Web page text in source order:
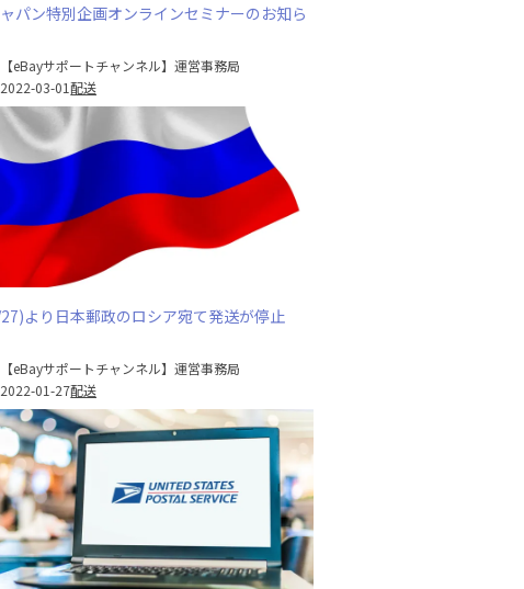
パン特別企画オンラインセミナーのお知ら
【eBayサポートチャンネル】運営事務局
2022-03-01配送
より日本郵政のロシア宛て発送が停止
【eBayサポートチャンネル】運営事務局
2022-01-27配送